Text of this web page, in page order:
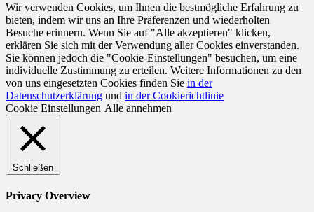
Wir verwenden Cookies, um Ihnen die bestmögliche Erfahrung zu
bieten, indem wir uns an Ihre Präferenzen und wiederholten
Besuche erinnern. Wenn Sie auf "Alle akzeptieren" klicken,
erklären Sie sich mit der Verwendung aller Cookies einverstanden.
Sie können jedoch die "Cookie-Einstellungen" besuchen, um eine
individuelle Zustimmung zu erteilen. Weitere Informationen zu den
von uns eingesetzten Cookies finden Sie in der
Datenschutzerklärung und in der Cookierichtlinie
Cookie Einstellungen Alle annehmen
Schließen
Privacy Overview